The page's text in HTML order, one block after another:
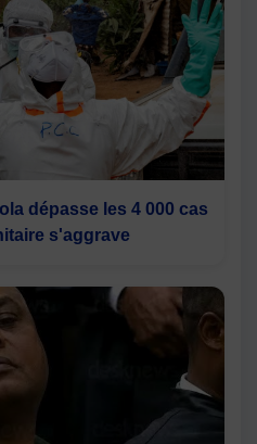
dépasse les 4 000 cas
s'aggrave